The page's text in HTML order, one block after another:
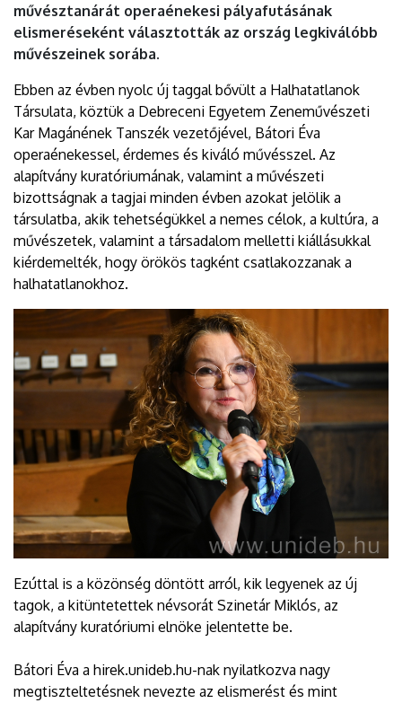
művésztanárát operaénekesi pályafutásának
elismeréseként választották az ország legkiválóbb
művészeinek sorába.
Ebben az évben nyolc új taggal bővült a Halhatatlanok
Társulata, köztük a Debreceni Egyetem Zeneművészeti
Kar Magánének Tanszék vezetőjével, Bátori Éva
operaénekessel, érdemes és kiváló művésszel. Az
alapítvány kuratóriumának, valamint a művészeti
bizottságnak a tagjai minden évben azokat jelölik a
társulatba, akik tehetségükkel a nemes célok, a kultúra, a
művészetek, valamint a társadalom melletti kiállásukkal
kiérdemelték, hogy örökös tagként csatlakozzanak a
halhatatlanokhoz.
Ezúttal is a közönség döntött arról, kik legyenek az új
tagok, a kitüntetettek névsorát Szinetár Miklós, az
alapítvány kuratóriumi elnöke jelentette be.
Bátori Éva a hirek.unideb.hu-nak nyilatkozva nagy
megtiszteltetésnek nevezte az elismerést és mint